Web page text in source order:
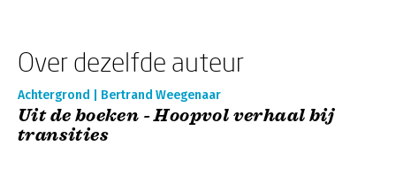
Over dezelfde auteur
Achtergrond | Bertrand Weegenaar
Uit de boeken - Hoopvol verhaal bij
transities